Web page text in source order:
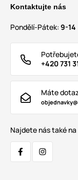
Kontaktujte nás
Pondělí-Pátek: 9-14
+420 731
Máte
Najdete nás také na